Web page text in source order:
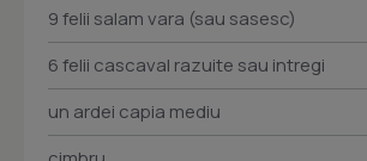
9 felii salam vara (sau sasesc)
6 felii cascaval razuite sau intregi
un ardei capia mediu